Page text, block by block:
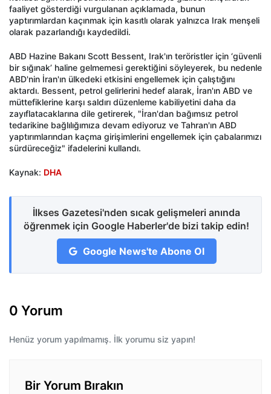
faaliyet gösterdiği vurgulanan açıklamada, bunun
yaptırımlardan kaçınmak için kasıtlı olarak yalnızca Irak menşeli
olarak pazarlandığı kaydedildi.
ABD Hazine Bakanı Scott Bessent, Irak'ın teröristler için ‘güvenli
bir sığınak’ haline gelmemesi gerektiğini söyleyerek, bu nedenle
ABD'nin İran'ın ülkedeki etkisini engellemek için çalıştığını
aktardı. Bessent, petrol gelirlerini hedef alarak, İran'ın ABD ve
müttefiklerine karşı saldırı düzenleme kabiliyetini daha da
zayıflatacaklarına dile getirerek, "İran'dan bağımsız petrol
tedarikine bağlılığımıza devam ediyoruz ve Tahran'ın ABD
yaptırımlarından kaçma girişimlerini engellemek için çabalarımızı
sürdüreceğiz" ifadelerini kullandı.
Kaynak: DHA
İlkses Gazetesi'nden sıcak gelişmeleri anında
öğrenmek için Google Haberler'de bizi takip edin!
Google News'te Abone Ol
0 Yorum
Henüz yorum yapılmamış. İlk yorumu siz yapın!
Bir Yorum Bırakın